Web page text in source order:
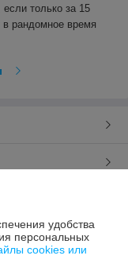
только за 15
в рандомное время
удобства
персональных
cookies или